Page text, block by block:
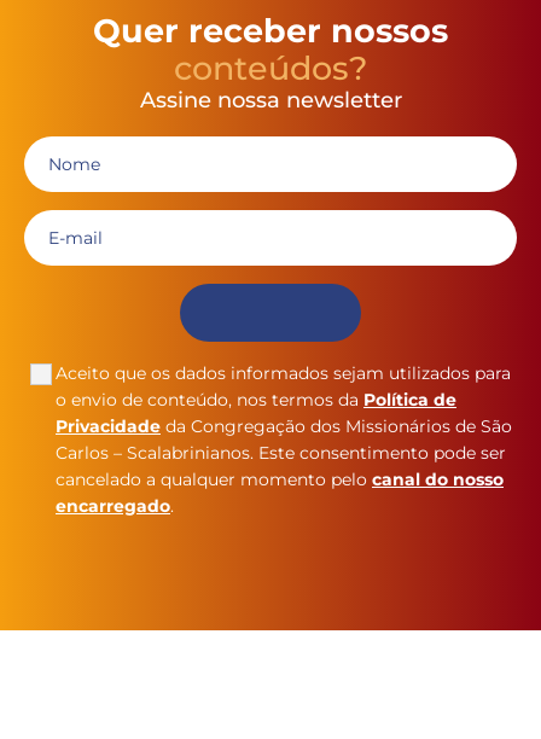
Quer receber nossos
conteúdos?
Assine nossa newsletter
Aceito que os dados informados sejam utilizados para
o envio de conteúdo, nos termos da Política de
Privacidade da Congregação dos Missionários de São
Carlos – Scalabrinianos. Este consentimento pode ser
cancelado a qualquer momento pelo canal do nosso
encarregado.